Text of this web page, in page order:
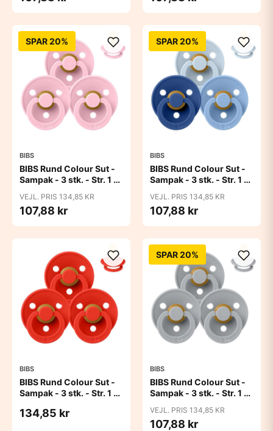
SPAR 20%
BIBS
BIBS Rund Colour Sut -
Sampak - 3 stk. - Str. 1 -
VEJL. PRIS 134,85 KR
107,88 kr
SPAR 20%
BIBS
BIBS Rund Colour Sut -
Sampak - 3 stk. - Str. 1 -
VEJL. PRIS 134,85 KR
107,88 kr
BIBS
BIBS Rund Colour Sut -
Sampak - 3 stk. - Str. 1 -
134,85 kr
SPAR 20%
BIBS
BIBS Rund Colour Sut -
Sampak - 3 stk. - Str. 1 -
VEJL. PRIS 134,85 KR
107,88 kr